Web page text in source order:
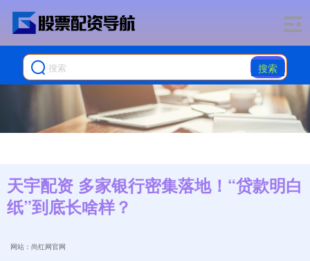
搜索
天宇配资 多家银行密集落地！“贷款明白
纸”到底长啥样？
网站：尚红网官网